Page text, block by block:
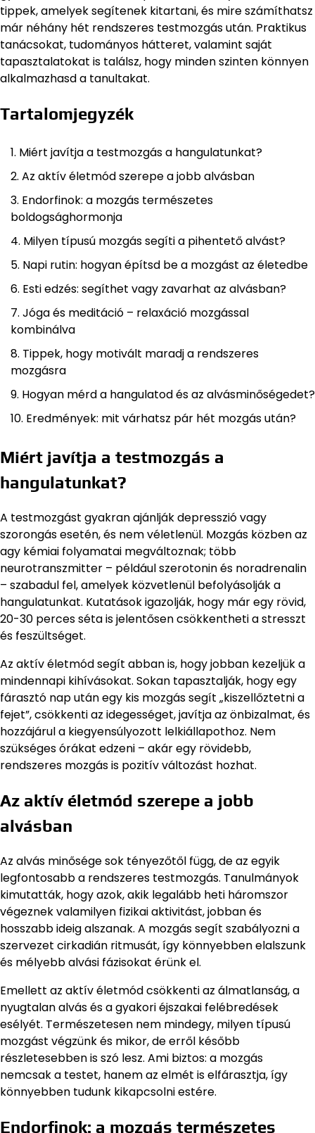
tippek, amelyek segítenek kitartani, és mire számíthatsz
már néhány hét rendszeres testmozgás után. Praktikus
tanácsokat, tudományos hátteret, valamint saját
tapasztalatokat is találsz, hogy minden szinten könnyen
alkalmazhasd a tanultakat.
Tartalomjegyzék
Miért javítja a testmozgás a hangulatunkat?
Az aktív életmód szerepe a jobb alvásban
Endorfinok: a mozgás természetes
boldogsághormonja
Milyen típusú mozgás segíti a pihentető alvást?
Napi rutin: hogyan építsd be a mozgást az életedbe
Esti edzés: segíthet vagy zavarhat az alvásban?
Jóga és meditáció – relaxáció mozgással
kombinálva
Tippek, hogy motivált maradj a rendszeres
mozgásra
Hogyan mérd a hangulatod és az alvásminőségedet?
Eredmények: mit várhatsz pár hét mozgás után?
Miért javítja a testmozgás a
hangulatunkat?
A testmozgást gyakran ajánlják depresszió vagy
szorongás esetén, és nem véletlenül. Mozgás közben az
agy kémiai folyamatai megváltoznak; több
neurotranszmitter – például szerotonin és noradrenalin
– szabadul fel, amelyek közvetlenül befolyásolják a
hangulatunkat. Kutatások igazolják, hogy már egy rövid,
20-30 perces séta is jelentősen csökkentheti a stresszt
és feszültséget.
Az aktív életmód segít abban is, hogy jobban kezeljük a
mindennapi kihívásokat. Sokan tapasztalják, hogy egy
fárasztó nap után egy kis mozgás segít „kiszellőztetni a
fejet”, csökkenti az idegességet, javítja az önbizalmat, és
hozzájárul a kiegyensúlyozott lelkiállapothoz. Nem
szükséges órákat edzeni – akár egy rövidebb,
rendszeres mozgás is pozitív változást hozhat.
Az aktív életmód szerepe a jobb
alvásban
Az alvás minősége sok tényezőtől függ, de az egyik
legfontosabb a rendszeres testmozgás. Tanulmányok
kimutatták, hogy azok, akik legalább heti háromszor
végeznek valamilyen fizikai aktivitást, jobban és
hosszabb ideig alszanak. A mozgás segít szabályozni a
szervezet cirkadián ritmusát, így könnyebben elalszunk
és mélyebb alvási fázisokat érünk el.
Emellett az aktív életmód csökkenti az álmatlanság, a
nyugtalan alvás és a gyakori éjszakai felébredések
esélyét. Természetesen nem mindegy, milyen típusú
mozgást végzünk és mikor, de erről később
részletesebben is szó lesz. Ami biztos: a mozgás
nemcsak a testet, hanem az elmét is elfárasztja, így
könnyebben tudunk kikapcsolni estére.
Endorfinok: a mozgás természetes